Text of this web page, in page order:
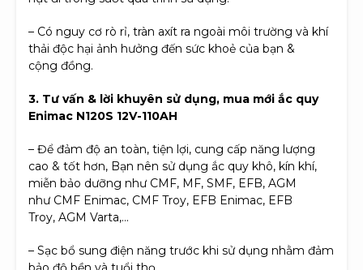
– Có nguy cơ rò rỉ, tràn axít ra ngoài môi trường và khí
thải độc hại ảnh hưởng đến sức khoẻ của bạn &
cộng đồng.
3. Tư vấn & lời khuyên sử dụng, mua mới ắc quy
Enimac N120S 12V-110AH
– Để đảm độ an toàn, tiện lợi, cung cấp năng lượng
cao & tốt hơn, Bạn nên sử dụng ắc quy khô, kín khí,
miễn bảo dưỡng như CMF, MF, SMF, EFB, AGM
như CMF Enimac, CMF Troy, EFB Enimac, EFB
Troy, AGM Varta,…
– Sạc bổ sung điện năng trước khi sử dụng nhằm đảm